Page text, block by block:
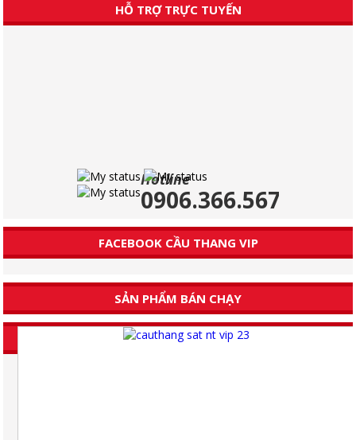
HỖ TRỢ TRỰC TUYẾN
Hotline
0906.366.567
FACEBOOK CẦU THANG VIP
SẢN PHẨM BÁN CHẠY